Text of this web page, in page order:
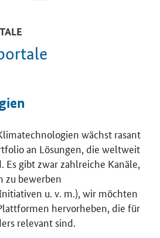
wächst rasant
an Lösungen, die weltweit
Es gibt zwar zahlreiche Kanäle,
zu bewerben
u. v. m.), wir möchten
hervorheben, die für
relevant sind.